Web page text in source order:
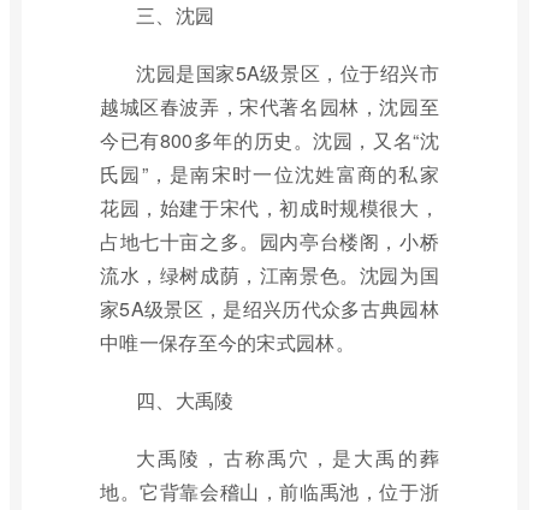
三、沈园
沈园是国家5A级景区，位于绍兴市
越城区春波弄，宋代著名园林，沈园至
今已有800多年的历史。沈园，又名“沈
氏园”，是南宋时一位沈姓富商的私家
花园，始建于宋代，初成时规模很大，
占地七十亩之多。园内亭台楼阁，小桥
流水，绿树成荫，江南景色。沈园为国
家5A级景区，是绍兴历代众多古典园林
中唯一保存至今的宋式园林。
四、大禹陵
大禹陵，古称禹穴，是大禹的葬
地。它背靠会稽山，前临禹池，位于浙